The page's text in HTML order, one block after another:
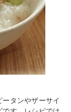
タンやザーサイ